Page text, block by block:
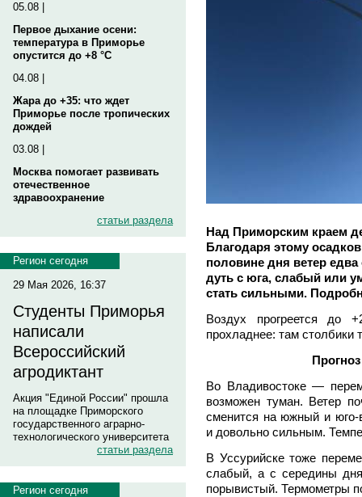
05.08 |
Первое дыхание осени:
температура в Приморье
опустится до +8 °C
04.08 |
Жара до +35: что ждет
Приморье после тропических
дождей
03.08 |
Москва помогает развивать
отечественное
здравоохранение
статьи раздела
Регион сегодня
29 Мая 2026, 16:37
Студенты Приморья
написали
Всероссийский
агродиктант
Акция "Единой России" прошла
на площадке Приморского
государственного аграрно-
технологического университета
статьи раздела
Регион сегодня
Над Приморским краем
Благодаря этому
половине дня ветер
дуть с юга, слабый или
стать сильными.
Воздух прогреется до
прохладнее: там столбики
Во Владивостоке —
возможен туман. Ветер
сменится на южный и юго-
и довольно сильным.
В Уссурийске тоже
слабый, а с середины
порывистый. Термометры